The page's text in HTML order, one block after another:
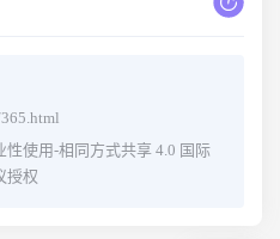
性使用-相同方式共享 4.0 国际
授权